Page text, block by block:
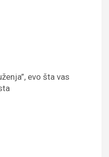
evo šta vas